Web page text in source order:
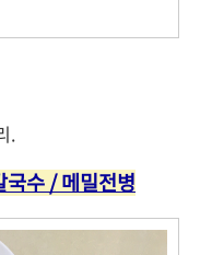
.
수 / 메밀전병